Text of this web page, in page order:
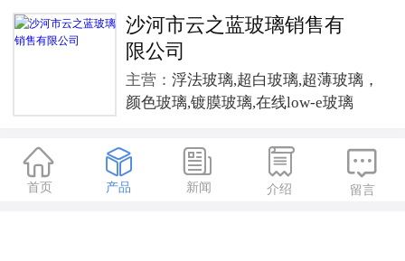
沙河市云之蓝玻璃销售有
限公司
主营： 浮法玻璃,超白玻璃,超薄玻璃，
颜色玻璃,镀膜玻璃,在线low-e玻璃

首页

产品

新闻

介绍

留言